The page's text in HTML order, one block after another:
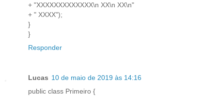
+ "XXXXXXXXXXXXX\n XX\n XX\n"
+ " XXXX");
}
}
Responder
Lucas 10 de maio de 2019 às 14:16
public class Primeiro {